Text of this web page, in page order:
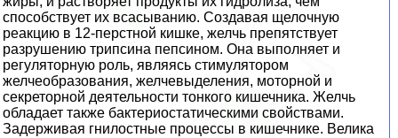
способствует их всасыванию. Создавая щелочную
реакцию в 12-перстной кишке, желчь препятствует
разрушению трипсина пепсином. Она выполняет и
регуляторную роль, являясь стимулятором
желчеобразования, желчевыделения, моторной и
секреторной деятельности тонкого кишечника. Желчь
обладает также бактериостатическими свойствами.
Задерживая гнилостные процессы в кишечнике. Велика